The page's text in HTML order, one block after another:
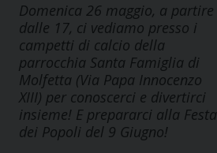
Domenica 26 maggio, a partire
dalle 17, ci vediamo presso i
campetti di calcio della
parrocchia Santa Famiglia di
Molfetta (Via Papa Innocenzo
XIII) per conoscerci e divertirci
insieme! E prepararci alla Festa
dei Popoli del 9 Giugno!